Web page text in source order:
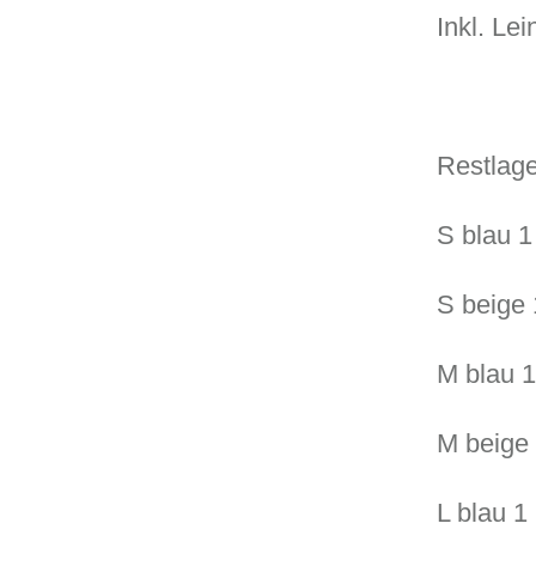
Inkl.
S blau 1
S beige
M blau 1
M beige
L blau 1